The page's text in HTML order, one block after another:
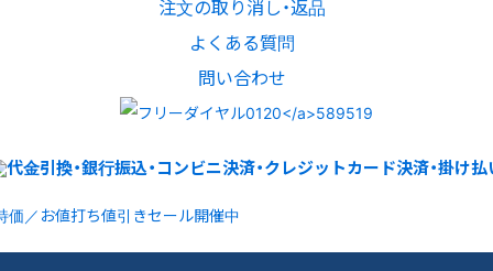
注文の取り消し・返品
よくある質問
問い合わせ
価／お値打ち値引きセール開催中